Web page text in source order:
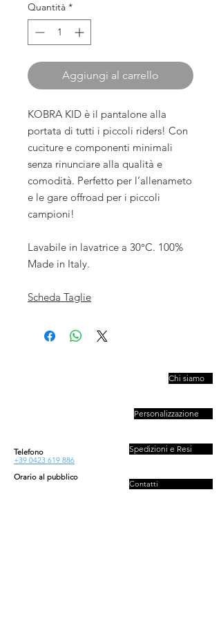
Quantità *
Aggiungi al carrello
KOBRA KID è il pantalone alla
portata di tutti i piccoli riders! Con
cuciture e componenti minimali
senza rinunciare alla qualità e
comodità. Perfetto per l’allenameto
e le gare offroad per i piccoli
campioni!
Lavabile in lavatrice a 30°C. 100%
Made in Italy.
Scheda Taglie
Telefono
+39 0423 619 886
Orario al pubblico
Chi siamo
Personalizzazione
Spedizioni e Resi
Contatti